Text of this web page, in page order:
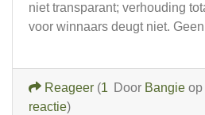
niet transparant; verhouding
voor winnaars deugt niet.
Door Bangie op
Reageer (1
reactie)